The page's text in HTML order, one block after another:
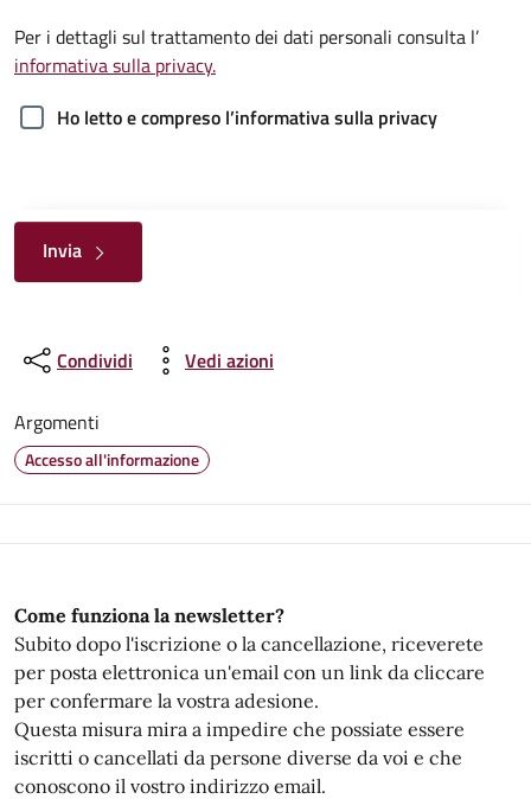
Per i dettagli sul trattamento dei dati personali consulta l’
informativa sulla privacy.
Ho letto e compreso l’informativa sulla privacy
Invia
Condividi Vedi azioni
Argomenti
Accesso all'informazione
Come funziona la newsletter?
Subito dopo l'iscrizione o la cancellazione, riceverete
per posta elettronica un'email con un link da cliccare
per confermare la vostra adesione.
Questa misura mira a impedire che possiate essere
iscritti o cancellati da persone diverse da voi e che
conoscono il vostro indirizzo email.